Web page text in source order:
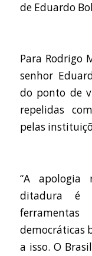
de Eduardo
Para Rodrigo
senhor
do ponto de
repelidas
pelas
“A apologia
ditadura é
democráticas
a isso. O